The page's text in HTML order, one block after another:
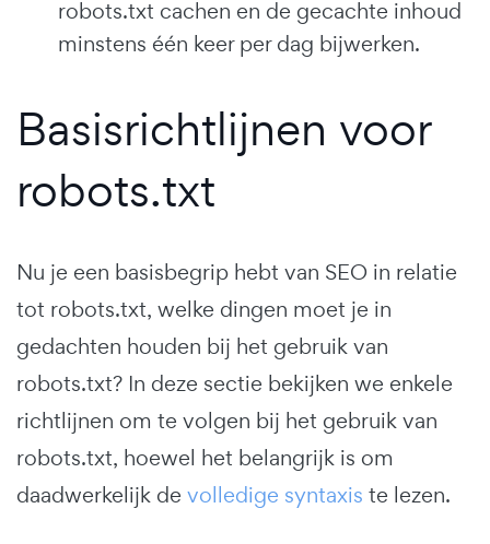
robots.txt cachen en de gecachte inhoud
minstens één keer per dag bijwerken.
Basisrichtlijnen voor
robots.txt
Nu je een basisbegrip hebt van SEO in relatie
tot robots.txt, welke dingen moet je in
gedachten houden bij het gebruik van
robots.txt? In deze sectie bekijken we enkele
richtlijnen om te volgen bij het gebruik van
robots.txt, hoewel het belangrijk is om
daadwerkelijk de volledige syntaxis te lezen.